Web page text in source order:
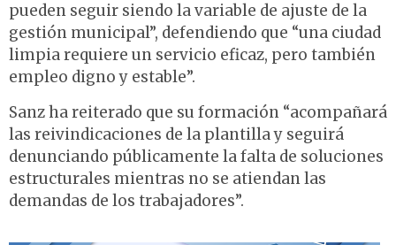
pueden seguir siendo la variable de ajuste de la
gestión municipal”, defendiendo que “una ciudad
limpia requiere un servicio eficaz, pero también
empleo digno y estable”.
Sanz ha reiterado que su formación “acompañará
las reivindicaciones de la plantilla y seguirá
denunciando públicamente la falta de soluciones
estructurales mientras no se atiendan las
demandas de los trabajadores”.